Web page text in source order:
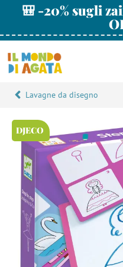
🎒 -20% sugli
Lavagne da disegno
DJECO